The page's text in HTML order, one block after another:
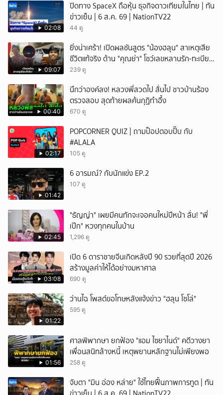
02:08
ปิดทาง SpaceX ถือหุ้น ธุจกิจดาวเทียมในไทย | ทัน
ข่าวเย็น | 6 ส.ค. 69 | NationTV22
44 ดู
09:07
ยิ่งน่าเศร้า! เปิดผลชันสูตร "น้องฮลุน" สาเหตุเสีย
ชีวิตแท้จริง ด้าน "คุณย่า" โชว์เลขหลานรัก-ทะเบียน
รถเคลื่อนร่าง!
239 ดู
00:40
นึกว่าองค์ลง! หลวงพี่สวดไป สั่นไป ชาวบ้านร้อง
ตรวจสอบ สุดท้ายผลค้นกุฏิทำอึ้ง
670 ดู
02:17
POPCORNER QUIZ | ถามป็อปตอบปั๊บ กับ
#ALALA
105 ดู
01:42
6 อารมณ์? กับนักแข่ง EP.2
107 ดู
02:45
"ธัญญ่า" เผยมีคนทักจะเจอคนใหม่ปีหน้า ลั่น! "พี่
เป๊ก" หวงทุกคนในบ้าน
1,296 ดู
03:08
เปิด 6 ดาราชายจีนเกิดหลังปี 90 รวยที่สุดปี 2026
สร้างมูลค่าให้ได้อย่างมหาศาล
690 ดู
01:22
ว่านไฉ โพสต์ขอโทษหลังแจ้งข่าว "ฮลุน โซโล่"
595 ดู
01:56
ศาลพิพากษา ยกฟ้อง "แอม ไซยาไนด์" คดีวางยา
เพื่อนสนิทล้างหนี้ เหตุพยานหลักฐานไม่เพียงพอ
258 ดู
จับตา "มิน อ่อง หล่าย" ใช้ไทยฟื้นภาพการทูต | ทัน